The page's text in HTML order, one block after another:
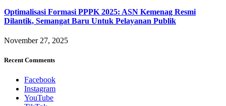
Optimalisasi Formasi PPPK 2025: ASN Kemenag Resmi
Dilantik, Semangat Baru Untuk Pelayanan Publik
November 27, 2025
Recent Comments
Facebook
Instagram
YouTube